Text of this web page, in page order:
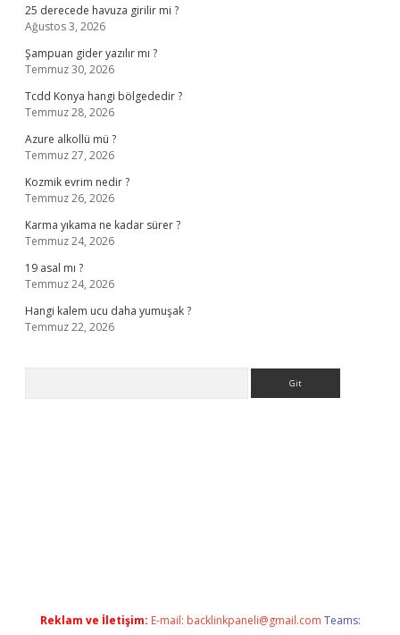
25 derecede havuza girilir mi ?
Ağustos 3, 2026
Şampuan gider yazılır mı ?
Temmuz 30, 2026
Tcdd Konya hangi bölgededir ?
Temmuz 28, 2026
Azure alkollü mü ?
Temmuz 27, 2026
Kozmik evrim nedir ?
Temmuz 26, 2026
Karma yıkama ne kadar sürer ?
Temmuz 24, 2026
19 asal mı ?
Temmuz 24, 2026
Hangi kalem ucu daha yumuşak ?
Temmuz 22, 2026
Reklam ve İletişim: E-mail: backlinkpaneli@gmail.com Teams: